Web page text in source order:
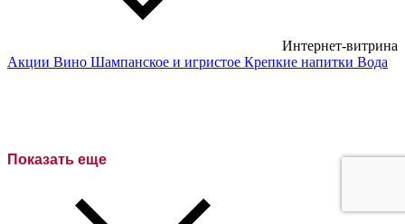
Интернет-витрина
Акции Вино Шампанское и игристое Крепкие напитки Вода
Полусухие вина
Показать еще